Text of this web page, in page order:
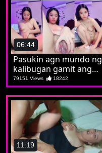
06:44
Pasukin agn mundo ng
kalibugan gamit ang
lagusan ni Marian
79151 Views 18242
11:19